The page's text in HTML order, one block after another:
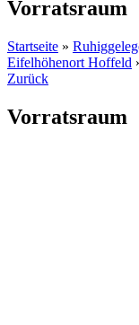
Vorratsraum
Startseite »
Eifelhöhenort Hoffeld
Zurück
Vorratsraum